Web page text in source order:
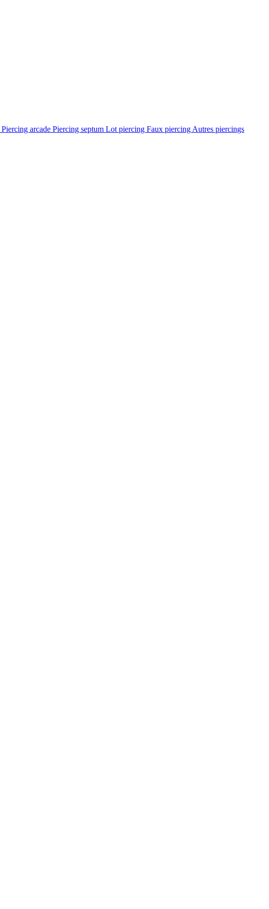
Piercing arcade Piercing septum Lot piercing Faux piercing Autres piercings